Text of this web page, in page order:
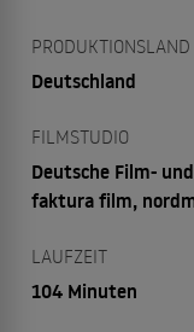
PRODUKTIONSLAND
Deutschland
FILMSTUDIO
Deutsche Film-
faktura film,
LAUFZEIT
104 Minuten